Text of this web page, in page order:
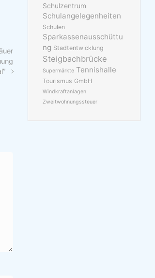
Schulzentrum
Schulangelegenheiten
Schulen
Sparkassenausschüttu
ng Stadtentwicklung
Steigbachbrücke
Supermärkte Tennishalle
Tourismus GmbH
Windkraftanlagen
Zweitwohnungssteuer